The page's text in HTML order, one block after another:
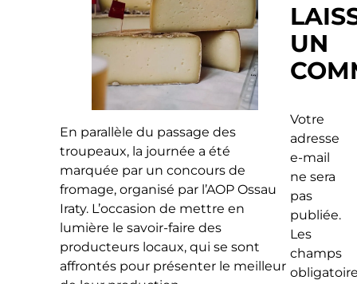
En parallèle du passage des
troupeaux, la journée a été
marquée par un concours de
fromage, organisé par l’AOP Ossau
Iraty. L’occasion de mettre en
lumière le savoir-faire des
producteurs locaux, qui se sont
affrontés pour présenter le meilleur
UN
Votre
adresse
e-mail
ne sera
pas
publiée.
Les
champs